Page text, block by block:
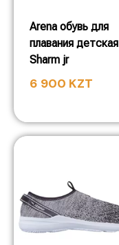
Arena обувь для
плавания детская
Sharm jr
6 900 KZT